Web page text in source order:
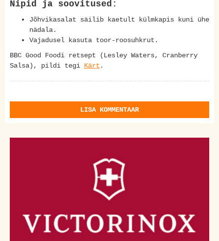
Nipid ja soovitused:
Jõhvikasalat säilib kaetult külmkapis kuni ühe
nädala.
Vajadusel kasuta toor-roosuhkrut.
BBC Good Foodi retsept (Lesley Waters, Cranberry
Salsa), pildi tegi Kärt .
LISA KOMMENTAAR